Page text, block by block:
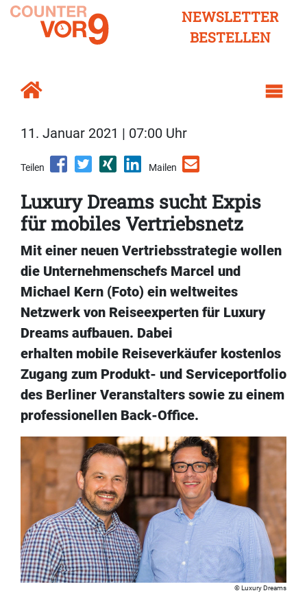
NEWSLETTER
BESTELLEN
11. Januar 2021 | 07:00 Uhr
Teilen Mailen
Luxury Dreams sucht Expis
für mobiles Vertriebsnetz
Mit einer neuen Vertriebsstrategie wollen
die Unternehmenschefs Marcel und
Michael Kern (Foto) ein weltweites
Netzwerk von Reiseexperten für Luxury
Dreams aufbauen. Dabei
erhalten mobile Reiseverkäufer kostenlos
Zugang zum Produkt- und Serviceportfolio
des Berliner Veranstalters sowie zu einem
professionellen Back-Office.
Luxury Dreams